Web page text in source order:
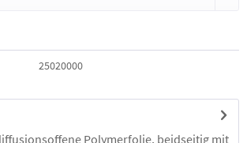
25020000
Polymerfolie, beidseitig mit